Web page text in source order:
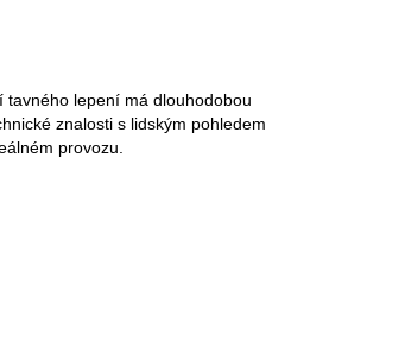
lepení má dlouhodobou
znalosti s lidským pohledem
provozu.